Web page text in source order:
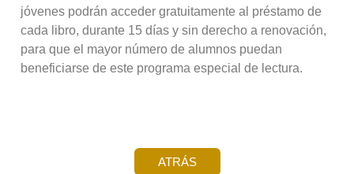
jóvenes podrán acceder gratuitamente al préstamo de
cada libro, durante 15 días y sin derecho a renovación,
para que el mayor número de alumnos puedan
beneficiarse de este programa especial de lectura.
ATRÁS